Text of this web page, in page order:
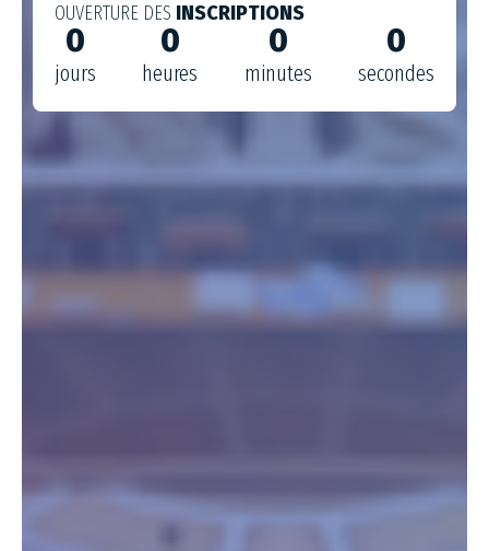
OUVERTURE DES INSCRIPTIONS
0
jours
0
heures
0
minutes
0
secondes